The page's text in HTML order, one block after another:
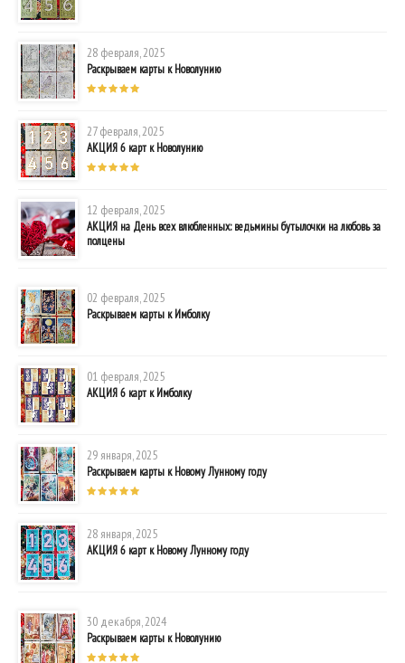
28 февраля, 2025
Раскрываем карты к Новолунию
27 февраля, 2025
АКЦИЯ 6 карт к Новолунию
12 февраля, 2025
АКЦИЯ на День всех влюбленных: ведьмины бутылочки на любовь за
полцены
02 февраля, 2025
Раскрываем карты к Имболку
01 февраля, 2025
АКЦИЯ 6 карт к Имболку
29 января, 2025
Раскрываем карты к Новому Лунному году
28 января, 2025
АКЦИЯ 6 карт к Новому Лунному году
30 декабря, 2024
Раскрываем карты к Новолунию